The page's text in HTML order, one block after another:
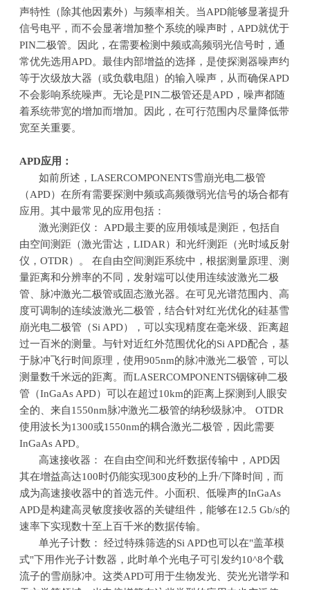
声特性（除其他因素外）与频率相关。当APD能够显著提升
信号电平，而不会显著增加整个系统的噪声时，APD就优于
PIN二极管。因此，在需要检测中频或高频弱光信号时，通
常优先选用APD。最佳内部增益的选择，是使探测器噪声约
等于次级放大器（或负载电阻）的输入噪声，从而确保APD
不会影响系统噪声。无论是PIN二极管还是APD，噪声都随
着系统带宽的增加而增加。因此，在可行范围内尽量降低带
宽至关重要。
APD应用：
如前所述，LASERCOMPONENTS雪崩光电二极管
（APD）在所有需要探测中频或高频微弱光信号的场合都有
应用。其中最常见的应用包括：
激光测距仪： APD最主要的应用领域是测距，包括自
由空间测距（激光雷达，LIDAR）和光纤测距（光时域反射
仪，OTDR）。 在自由空间测距系统中，根据测量原理、测
量距离和分辨率的不同，发射端可以使用连续波激光二极
管、脉冲激光二极管或固态激光器。在可见光谱范围内、高
度可调制的连续波激光二极管，结合针对红光优化的硅基雪
崩光电二极管（Si APD），可以实现精度在毫米级、距离超
过一百米的测量。与针对近红外范围优化的Si APD配合，基
于脉冲飞行时间原理，使用905nm的脉冲激光二极管，可以
测量数千米远的距离。而LASERCOMPONENTS铟镓砷二极
管（InGaAs APD）可以在超过10km的距离上探测到人眼安
全的、来自1550nm脉冲激光二极管的纳秒级脉冲。 OTDR
使用波长为1300或1550nm的耦合激光二极管，因此需要
InGaAs APD。
高速接收器： 在自由空间和光纤数据传输中，APD因
其在增益高达100时仍能实现300皮秒的上升/下降时间，而
成为高速接收器中的首选元件。小面积、低噪声的InGaAs
APD是构建高灵敏度接收器的关键组件，能够在12.5 Gb/s的
速率下实现数十至上百千米的数据传输。
单光子计数： 经过特殊筛选的Si APD也可以在"盖革模
式"下用作光子计数器，此时单个光电子可引发约10^8个载
流子的雪崩脉冲。这类APD可用于生物发光、荧光光谱学和